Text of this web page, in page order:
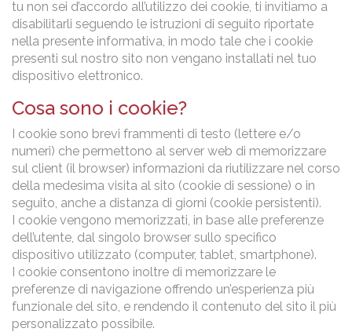
tu non sei d’accordo all’utilizzo dei cookie, ti invitiamo a
disabilitarli seguendo le istruzioni di seguito riportate
nella presente informativa, in modo tale che i cookie
presenti sul nostro sito non vengano installati nel tuo
dispositivo elettronico.
Cosa sono i cookie?
I cookie sono brevi frammenti di testo (lettere e/o
numeri) che permettono al server web di memorizzare
sul client (il browser) informazioni da riutilizzare nel corso
della medesima visita al sito (cookie di sessione) o in
seguito, anche a distanza di giorni (cookie persistenti).
I cookie vengono memorizzati, in base alle preferenze
dell’utente, dal singolo browser sullo specifico
dispositivo utilizzato (computer, tablet, smartphone).
I cookie consentono inoltre di memorizzare le
preferenze di navigazione offrendo un’esperienza più
funzionale del sito, e rendendo il contenuto del sito il più
personalizzato possibile.